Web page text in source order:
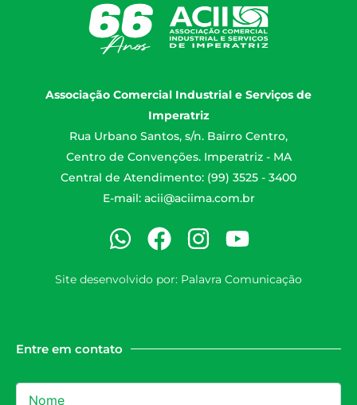
Associação Comercial Industrial e Serviços de
Imperatriz
Rua Urbano Santos, s/n. Bairro Centro,
Centro de Convenções. Imperatriz - MA
Central de Atendimento: (99) 3525 - 3400
E-mail: acii@aciima.com.br
Site desenvolvido por: Palavra Comunicação
Entre em contato